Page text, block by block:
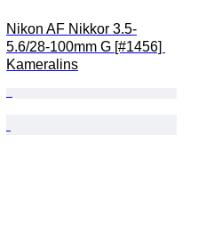
Nikon AF Nikkor 3.5-
5.6/28-100mm G [#1456]
Kameralins